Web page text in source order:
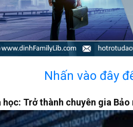
Nhấn vào đây
học: Trở thành chuyên gia